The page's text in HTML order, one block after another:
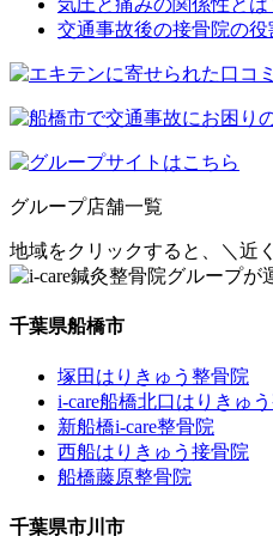
交通事故後の接骨院の役
グループ店舗一覧
地域をクリックすると、 ＼近
千葉県船橋市
塚田はりきゅう整骨院
i-care船橋北口はりきゅ
新船橋i-care整骨院
西船はりきゅう接骨院
船橋藤原整骨院
千葉県市川市